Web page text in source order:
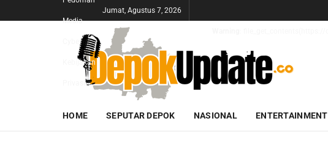
Media
Cyber
Kebijakan
Jumat, Agustus 7, 2026
HOME SEPUTAR DEPOK NASIONAL ENTERTAINMENT